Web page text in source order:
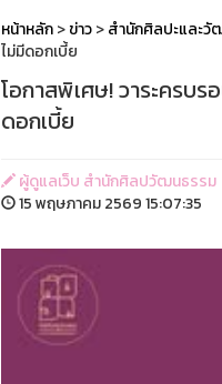
หน้าหลัก>ข่าว>สำนักศิลปะและวั
ไม่มีดอกเบี้ย
โอกาสพิเศษ! วาระครบ
ดอกเบี้ย
ผู้ดูแลเว็บ สำนักศิลปวัฒนธรรม
15 พฤษภาคม 2569 15:07:35